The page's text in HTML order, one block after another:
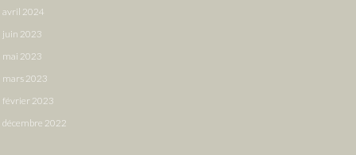
avril 2024
juin 2023
mai 2023
mars 2023
février 2023
décembre 2022